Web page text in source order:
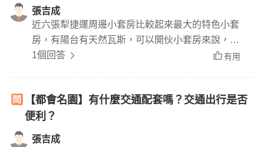
張吉成
近六張犁捷運周邊小套房比較起來最大的特色小套
房，有陽台有天然瓦斯，可以開伙小套房來說，該
社區陽台算很大了屋齡雖然舊了，但是總價1000內
1個回答 有用
【都會名園】有什麼交通配套嗎？交通出行是否
便利？
張吉成